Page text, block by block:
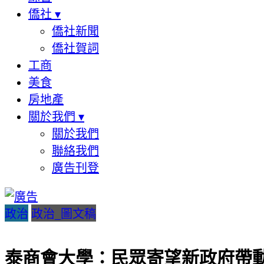
僑社 ▾
僑社新聞
僑社賀詞
工商
美食
房地產
關於我們 ▾
關於我們
聯絡我們
廣告刊登
政治 政治_圖文稿
泰商會大學：民眾寄望新政府帶